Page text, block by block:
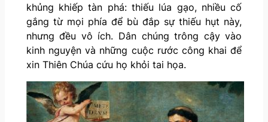
khủng khiếp tàn phá: thiếu lúa gạo, nhiều cố
gắng từ mọi phía để bù đắp sự thiếu hụt này,
nhưng đều vô ích. Dân chúng trông cậy vào
kinh nguyện và những cuộc rước công khai để
xin Thiên Chúa cứu họ khỏi tai họa.